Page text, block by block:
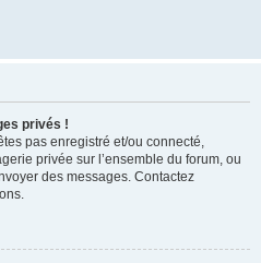
privés !
pas enregistré et/ou connecté,
privée sur l’ensemble du forum, ou
des messages. Contactez